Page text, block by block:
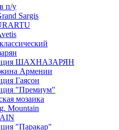
п/у
Sargis
ШАХНАЗАРЯН
Армении
Гаясон
"Премиум"
мозаика
Mountain
"Паракар"